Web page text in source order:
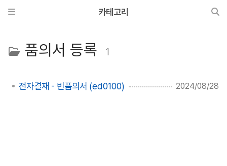
카테고리
품의서 등록 1
전자결재 - 빈품의서 (ed0100) 2024/08/28